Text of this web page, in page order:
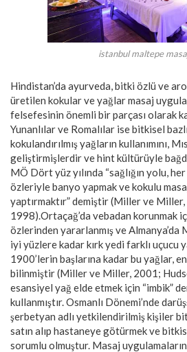
istanbul maltepe
Hindistan’da ayurveda, bitki özlü ve
üretilen kokular ve yağlar masaj
felsefesinin önemli bir parçası olarak
Yunanlılar ve Romalılar ise bitkisel
kokulandırılmış yağların kullanımını,
geliştirmişlerdir ve hint kültürüyle
MÖ Dört yüz yılında “sağlığın yolu,
özleriyle banyo yapmak ve kokulu
yaptırmaktır” demiştir (Miller ve
1998).Ortaçağ’da vebadan korunmak
özlerinden yararlanmış ve
iyi yüzlere kadar kırk yedi farklı uçucu
1900’lerin başlarına kadar bu yağlar,
bilinmiştir (Miller ve Miller, 2001;
esansiyel yağ elde etmek için “imbik”
kullanmıştır. Osmanlı Dönemi’nde
şerbetyan adlı yetkilendirilmiş kişiler
satın alıp hastaneye götürmek ve
sorumlu olmuştur. Masaj